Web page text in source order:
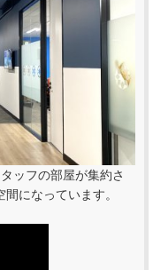
ッフの部屋が集約さ
になっています。